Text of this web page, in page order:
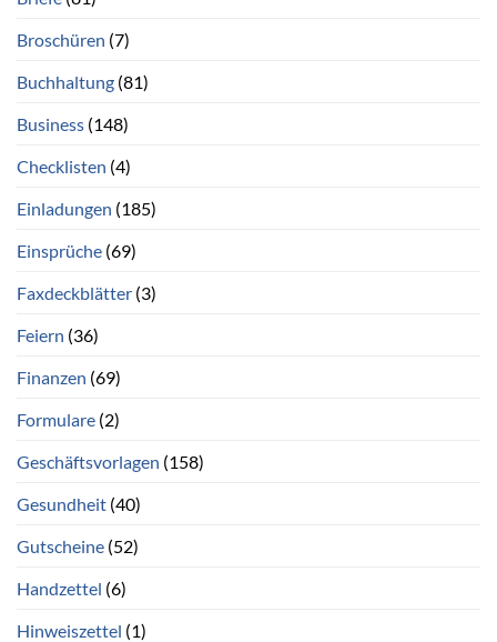
Broschüren (7)
Buchhaltung (81)
Business (148)
Checklisten (4)
Einladungen (185)
Einsprüche (69)
Faxdeckblätter (3)
Feiern (36)
Finanzen (69)
Formulare (2)
Geschäftsvorlagen (158)
Gesundheit (40)
Gutscheine (52)
Handzettel (6)
Hinweiszettel (1)